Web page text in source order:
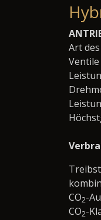
Art
Ventile
CO2-
CO2-